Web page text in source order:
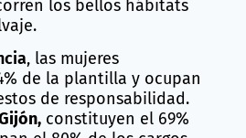
los bellos hábitats
, las mujeres
de la plantilla y ocupan
de responsabilidad.
constituyen el 69%